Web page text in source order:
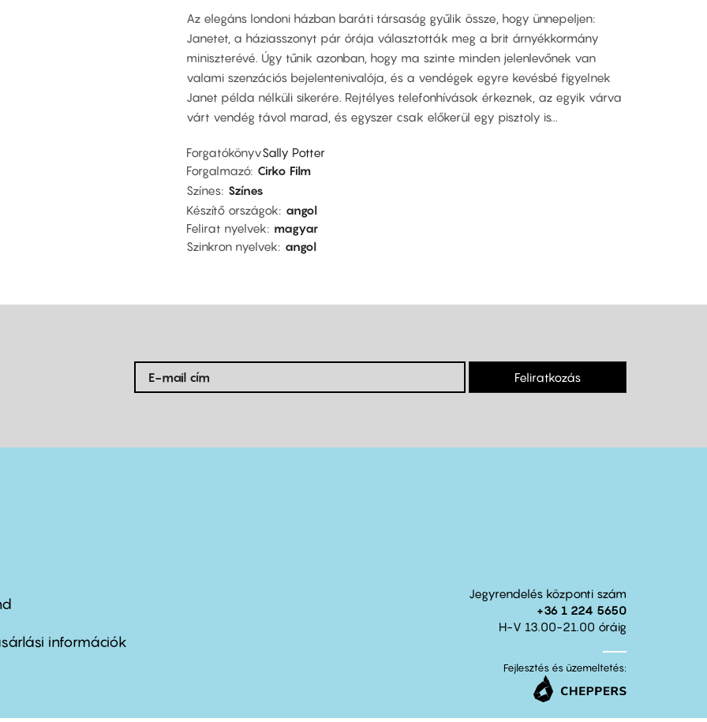
Az elegáns londoni házban baráti társaság gyűlik össze, hogy ünnepeljen:
Janetet, a háziasszonyt pár órája választották meg a brit árnyékkormány
miniszterévé. Úgy tűnik azonban, hogy ma szinte minden jelenlevőnek van
valami szenzációs bejelentenivalója, és a vendégek egyre kevésbé figyelnek
Janet példa nélküli sikerére. Rejtélyes telefonhívások érkeznek, az egyik várva
várt vendég távol marad, és egyszer csak előkerül egy pisztoly is...
ForgatókönyvSally Potter
Forgalmazó Cirko Film
Színes Színes
Készítő országok
angol
Felirat nyelvek
magyar
Szinkron nyelvek
angol
Feliratkozás
információk
Jegyrendelés központi szám
+36 1 224 5650
H-V 13.00-21.00 óráig
Fejlesztés és üzemeltetés: